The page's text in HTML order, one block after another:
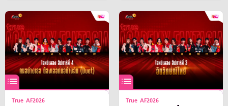
True AF2026 True AF2026